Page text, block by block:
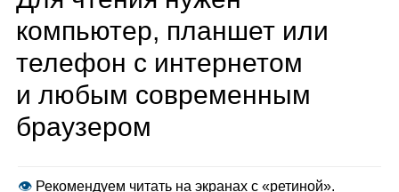
компьютер, планшет или
телефон с интернетом
и любым современным
браузером
👁 Рекомендуем читать на экранах с «ретиной».